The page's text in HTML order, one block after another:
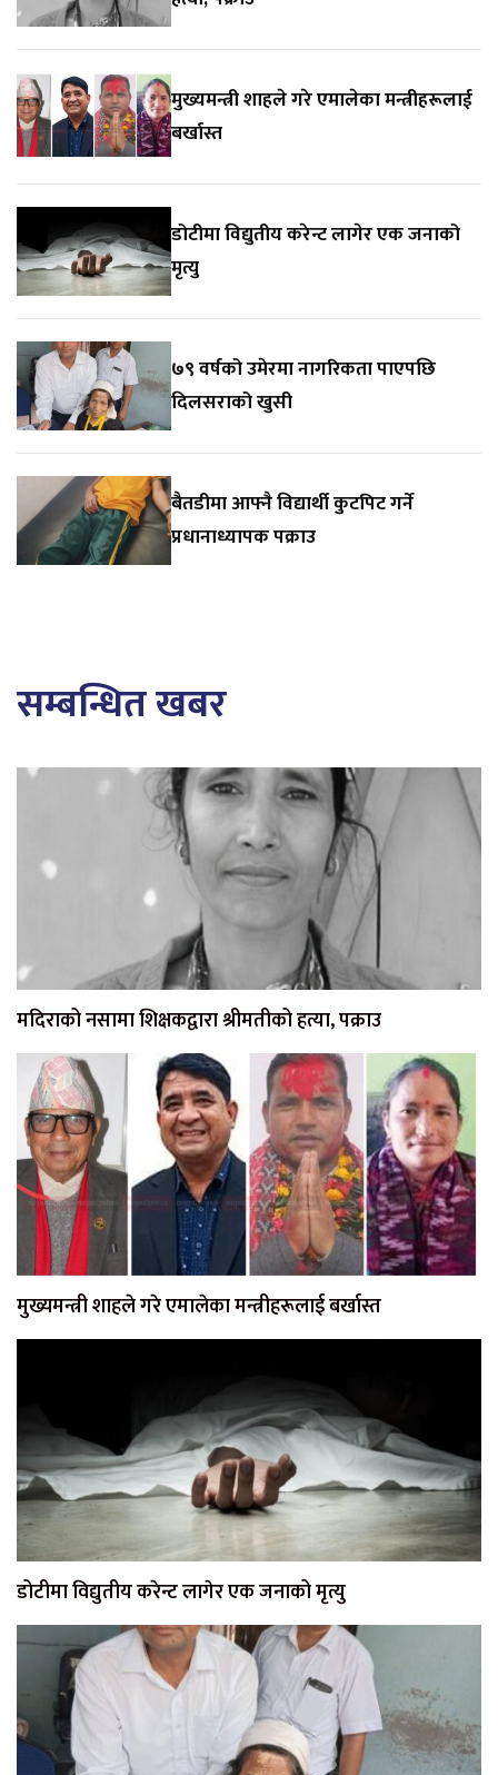
मुख्यमन्त्री शाहले गरे एमालेका मन्त्रीहरूलाई
बर्खास्त
डोटीमा विद्युतीय करेन्ट लागेर एक जनाको
मृत्यु
७९ वर्षको उमेरमा नागरिकता पाएपछि
दिलसराको खुसी
बैतडीमा आफ्नै विद्यार्थी कुटपिट गर्ने
प्रधानाध्यापक पक्राउ
सम्बन्धित खबर
मदिराको नसामा शिक्षकद्वारा श्रीमतीको हत्या, पक्राउ
मुख्यमन्त्री शाहले गरे एमालेका मन्त्रीहरूलाई बर्खास्त
डोटीमा विद्युतीय करेन्ट लागेर एक जनाको मृत्यु